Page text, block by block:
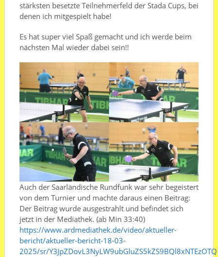
stärksten besetzte Teilnehmerfeld der Stada Cups, bei
denen ich mitgespielt habe!
Es hat super viel Spaß gemacht und ich werde beim
nächsten Mal wieder dabei sein!!
Auch der Saarländische Rundfunk war sehr begeistert
von dem Turnier und machte daraus einen Beitrag:
Der Beitrag wurde ausgestrahlt und befindet sich
jetzt in der Mediathek. (ab Min 33:40)
https://www.ardmediathek.de/video/aktueller-
bericht/aktueller-bericht-18-03-
2025/sr/Y3JpZDovL3NyLW9ubGluZS5kZS9BQl8xNTEzOTQ